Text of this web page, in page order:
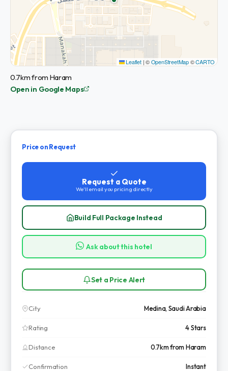
Leaflet |©OpenStreetMap©CARTO
0.7km from Haram
Open in Google Maps
Price on Request
Request a Quote
We'll email you pricing directly
Build Full Package Instead
Ask about this hotel
Set a Price Alert
City Medina, Saudi Arabia
Rating 4 Stars
Distance 0.7km from Haram
Confirmation Instant